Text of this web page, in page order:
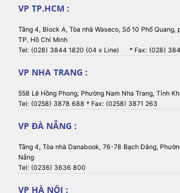
VP TP.HCM :
Tầng 4, Block A, Tòa nhà Waseco, Số 10 Phổ Quang,
TP. Hồ Chí Minh
Tel: (028) 3844 1820 (04 x Line) * Fax: (028)
VP NHA TRANG :
558 Lê Hồng Phong, Phường Nam Nha Trang, Tỉnh
Tel: (0258) 3878 688 * Fax: (0258) 3871 263
VP ĐÀ NẴNG :
Tầng 4, Tòa nhà Danabook, 76-78 Bạch Đằng,
Nẵng
Tel: (0236) 3636 800
VP HÀ NỘI :